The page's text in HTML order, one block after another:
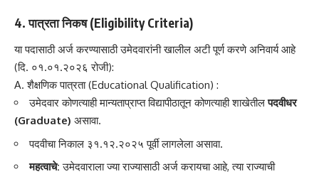
4. पात्रता निकष (Eligibility Criteria)
या पदासाठी अर्ज करण्यासाठी उमेदवारांनी खालील अटी पूर्ण करणे अनिवार्य आहे
(दि. ०१.०१.२०२६ रोजी):
A. शैक्षणिक पात्रता (Educational Qualification) :
उमेदवार कोणत्याही मान्यताप्राप्त विद्यापीठातून कोणत्याही शाखेतीलपदवीधर
(Graduate) असावा.
पदवीचा निकाल ३१.१२.२०२५ पूर्वी लागलेला असावा.
महत्वाचे: उमेदवाराला ज्या राज्यासाठी अर्ज करायचा आहे, त्या राज्याची